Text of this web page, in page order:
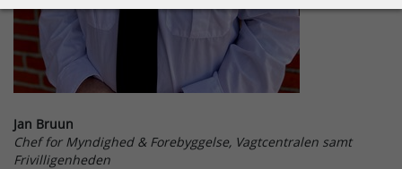
Jan Bruun
Chef for Myndighed & Forebyggelse, Vagtcentralen samt
Frivilligenheden